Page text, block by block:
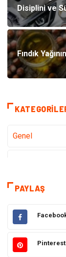
Disiplini ve
Fındık
Genel
Eğitim
Makine
Gıda
PAYLAŞ
Pinterest